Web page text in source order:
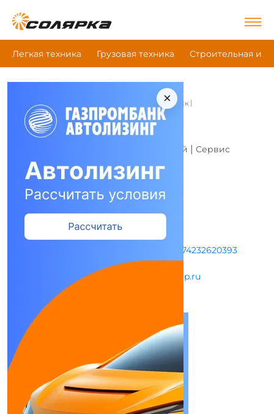
Легкая техника Грузовая техника Строительная и
×
Главная| Техсервис-Хабаровск |
Техсервис-Хабаровск - -
Это моя компания
Магазин запчастей | Сервис
Адрес и режим работы
+74232620393
+74232621162 tech@vld.tsgroup.ru